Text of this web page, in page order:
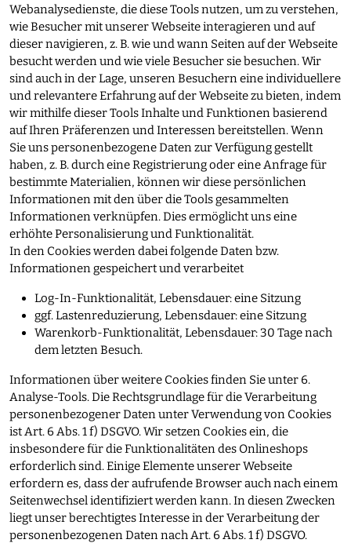
Webanalysedienste, die diese Tools nutzen, um zu verstehen,
wie Besucher mit unserer Webseite interagieren und auf
dieser navigieren, z. B. wie und wann Seiten auf der Webseite
besucht werden und wie viele Besucher sie besuchen. Wir
sind auch in der Lage, unseren Besuchern eine individuellere
und relevantere Erfahrung auf der Webseite zu bieten, indem
wir mithilfe dieser Tools Inhalte und Funktionen basierend
auf Ihren Präferenzen und Interessen bereitstellen. Wenn
Sie uns personenbezogene Daten zur Verfügung gestellt
haben, z. B. durch eine Registrierung oder eine Anfrage für
bestimmte Materialien, können wir diese persönlichen
Informationen mit den über die Tools gesammelten
Informationen verknüpfen. Dies ermöglicht uns eine
erhöhte Personalisierung und Funktionalität.
In den Cookies werden dabei folgende Daten bzw.
Informationen gespeichert und verarbeitet
Log-In-Funktionalität, Lebensdauer: eine Sitzung
ggf. Lastenreduzierung, Lebensdauer: eine Sitzung
Warenkorb-Funktionalität, Lebensdauer: 30 Tage nach
dem letzten Besuch.
Informationen über weitere Cookies finden Sie unter 6.
Analyse-Tools. Die Rechtsgrundlage für die Verarbeitung
personenbezogener Daten unter Verwendung von Cookies
ist Art. 6 Abs. 1 f) DSGVO. Wir setzen Cookies ein, die
insbesondere für die Funktionalitäten des Onlineshops
erforderlich sind. Einige Elemente unserer Webseite
erfordern es, dass der aufrufende Browser auch nach einem
Seitenwechsel identifiziert werden kann. In diesen Zwecken
liegt unser berechtigtes Interesse in der Verarbeitung der
personenbezogenen Daten nach Art. 6 Abs. 1 f) DSGVO.